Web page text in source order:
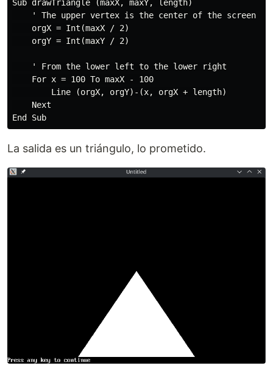
Sub drawTriangle (maxX, maxY, length)
    ' The upper vertex is the center of the screen
    orgX = Int(maxX / 2)
    orgY = Int(maxY / 2)
    ' From the lower left to the lower right
    For x = 100 To maxX - 100
        Line (orgX, orgY)-(x, orgX + length)
    Next
La salida es un triángulo, lo prometido.